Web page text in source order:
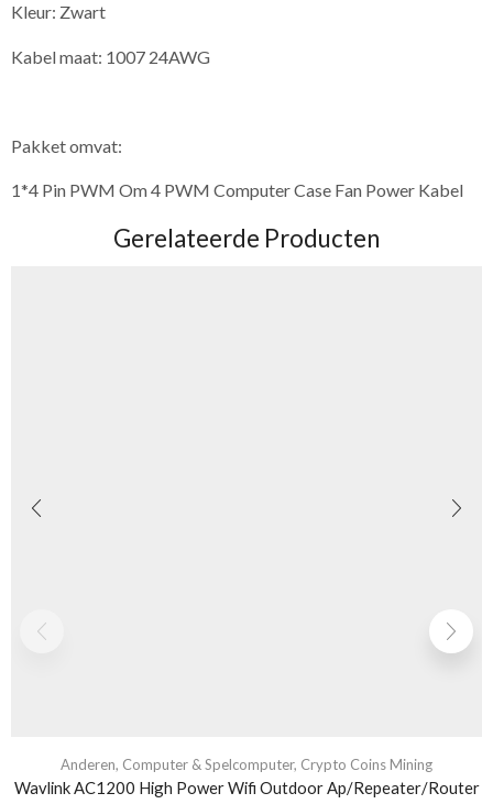
Kleur: Zwart
Kabel maat: 1007 24AWG
Pakket omvat:
1*4 Pin PWM Om 4 PWM Computer Case Fan Power Kabel
Gerelateerde Producten
Anderen, Computer & Spelcomputer, Crypto Coins Mining
Wavlink AC1200 High Power Wifi Outdoor Ap/Repeater/Router